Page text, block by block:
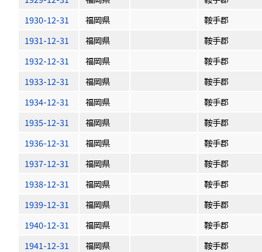
1930-12-31
福岡県
鞍手郡
1931-12-31
福岡県
鞍手郡
1932-12-31
福岡県
鞍手郡
1933-12-31
福岡県
鞍手郡
1934-12-31
福岡県
鞍手郡
1935-12-31
福岡県
鞍手郡
1936-12-31
福岡県
鞍手郡
1937-12-31
福岡県
鞍手郡
1938-12-31
福岡県
鞍手郡
1939-12-31
福岡県
鞍手郡
1940-12-31
福岡県
鞍手郡
1941-12-31
福岡県
鞍手郡